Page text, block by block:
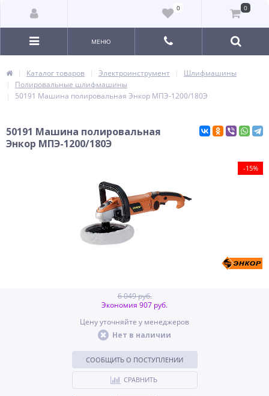
0 0
МЕНЮ
Каталог товаров Электроинструмент
Шлифмашины
Полировальные шлифмашины
50191 Машина полировальная Энкор МПЭ-1200/180Э
50191 Машина полировальная
Энкор МПЭ-1200/180Э
-15%
6 049 руб.
Экономия 907 руб.
Цену уточняйте у менеджеров
Нет в наличии
СООБЩИТЬ О ПОСТУПЛЕНИИ
СРАВНИТЬ